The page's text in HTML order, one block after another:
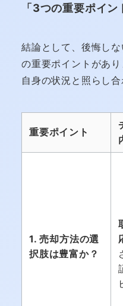
「3つの重要ポイン
結論として、後悔し
の重要ポイントがあ
自身の状況と照らし
重要ポイント
1. 売却方法の選
択肢は豊富か？